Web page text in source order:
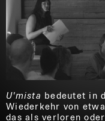
U'mista bedeutet in
Wiederkehr von
das als verloren